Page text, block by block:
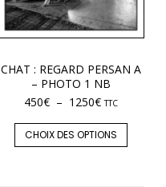
CHAT : REGARD PERSAN A
– PHOTO 1 NB
450€ – 1250€ TTC
CHOIX DES OPTIONS